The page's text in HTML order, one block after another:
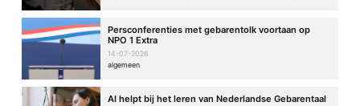
geef een reactie
Je e-mailadres wordt niet gepubliceerd.
gemarkeerd met
*
Persconferenties met gebarentolk voortaan op
NPO 1 Extra
14-07-2026
algemeen
AI helpt bij het leren van Nederlandse Gebarentaal